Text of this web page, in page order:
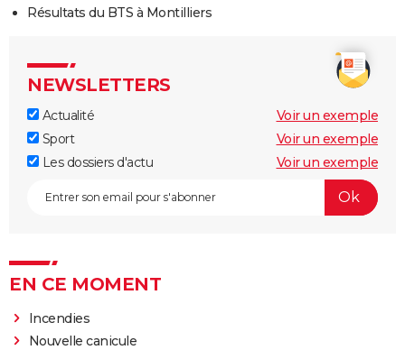
Résultats du BTS à Montilliers
NEWSLETTERS
Actualité
Voir un exemple
Sport
Voir un exemple
Les dossiers d'actu
Voir un exemple
EN CE MOMENT
Incendies
Nouvelle canicule